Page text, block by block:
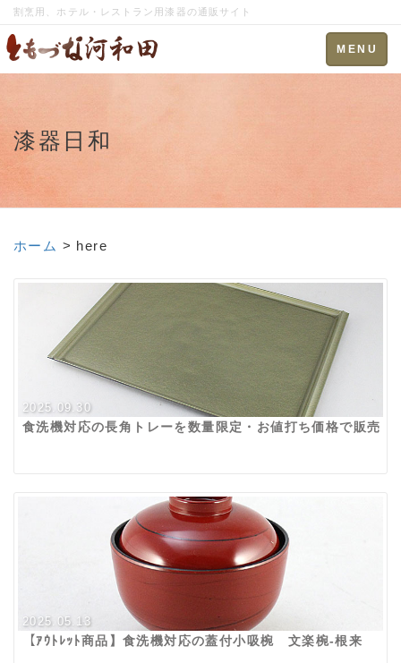
割烹用、ホテル・レストラン用漆器の通販サイト
Toggle
navigation
MENU
漆器日和
ホーム > here
2025.09.30
食洗機対応の長角トレーを数量限定・お値打ち価格で販売
2025.05.13
【ｱｳﾄﾚｯﾄ商品】食洗機対応の蓋付小吸椀 文楽椀-根来